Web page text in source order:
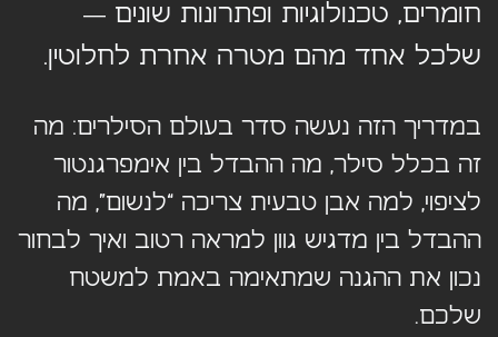
חומרים, טכנולוגיות ופתרונות שונים —
שלכל אחד מהם מטרה אחרת לחלוטין.
במדריך הזה נעשה סדר בעולם הסילרים: מה
זה בכלל סילר, מה ההבדל בין אימפרגנטור
לציפוי, למה אבן טבעית צריכה “לנשום”, מה
ההבדל בין מדגיש גוון למראה רטוב ואיך לבחור
נכון את ההגנה שמתאימה באמת למשטח
שלכם.